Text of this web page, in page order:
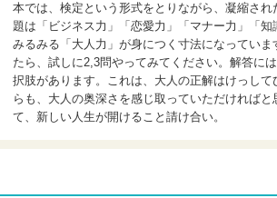
本では、検定という形式をとりながら、凝縮さ
題は「ビジネス力」「恋愛力」「マナー力」「
みるみる「大人力」が身につく寸法になってい
たら、試しに2,3問やってみてください。解答に
択肢があります。これは、大人の正解はけっし
らも、大人の奥深さを感じ取っていただければ
て、新しい人生が開けること請け合い。